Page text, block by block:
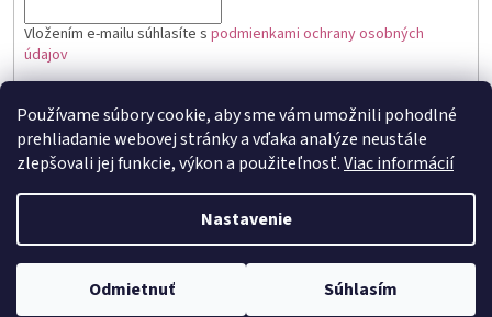
Používame súbory cookie, aby sme vám umožnili pohodlné
prehliadanie webovej stránky a vďaka analýze neustále
zlepšovali jej funkcie, výkon a použiteľnosť.Viac informácií
Nastavenie
Odmietnuť Súhlasím
Vložením e-mailu súhlasíte s podmienkami ochrany osobných
údajov
PRIHLÁSIŤ SA
Copyright 2026Toptortička. Všetky práva vyhradené.Upraviť